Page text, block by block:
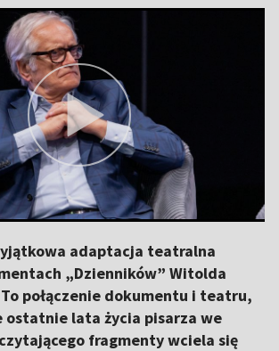
adaptacja teatralna
„Dzienników” Witolda
połączenie dokumentu i teatru,
ostatnie lata życia pisarza we
fragmenty wciela się